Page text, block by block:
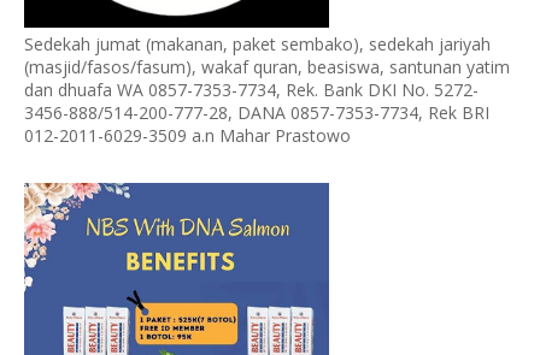
Sedekah jumat (makanan, paket sembako), sedekah jariyah
(masjid/fasos/fasum), wakaf quran, beasiswa, santunan yatim
dan dhuafa WA 0857-7353-7734, Rek. Bank DKI No. 5272-
3456-888/514-200-777-28, DANA 0857-7353-7734, Rek BRI
012-2011-6029-3509 a.n Mahar Prastowo